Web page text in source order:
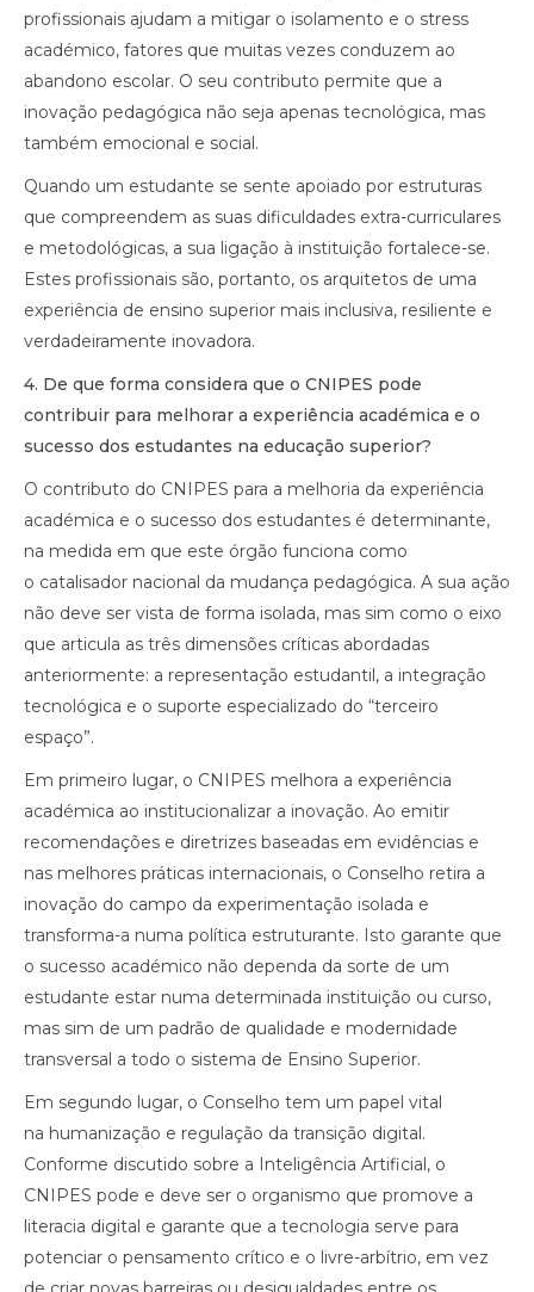
profissionais ajudam a mitigar o isolamento e o stress
académico, fatores que muitas vezes conduzem ao
abandono escolar. O seu contributo permite que a
inovação pedagógica não seja apenas tecnológica, mas
também emocional e social.
Quando um estudante se sente apoiado por estruturas
que compreendem as suas dificuldades extra-curriculares
e metodológicas, a sua ligação à instituição fortalece-se.
Estes profissionais são, portanto, os arquitetos de uma
experiência de ensino superior mais inclusiva, resiliente e
verdadeiramente inovadora.
4.⁠ ⁠De que forma considera que o CNIPES pode
contribuir para melhorar a experiência académica e o
sucesso dos estudantes na educação superior?
O contributo do CNIPES para a melhoria da experiência
académica e o sucesso dos estudantes é determinante,
na medida em que este órgão funciona como
o catalisador nacional da mudança pedagógica. A sua ação
não deve ser vista de forma isolada, mas sim como o eixo
que articula as três dimensões críticas abordadas
anteriormente: a representação estudantil, a integração
tecnológica e o suporte especializado do “terceiro
espaço”.
Em primeiro lugar, o CNIPES melhora a experiência
académica ao institucionalizar a inovação. Ao emitir
recomendações e diretrizes baseadas em evidências e
nas melhores práticas internacionais, o Conselho retira a
inovação do campo da experimentação isolada e
transforma-a numa política estruturante. Isto garante que
o sucesso académico não dependa da sorte de um
estudante estar numa determinada instituição ou curso,
mas sim de um padrão de qualidade e modernidade
transversal a todo o sistema de Ensino Superior.
Em segundo lugar, o Conselho tem um papel vital
na humanização e regulação da transição digital.
Conforme discutido sobre a Inteligência Artificial, o
CNIPES pode e deve ser o organismo que promove a
literacia digital e garante que a tecnologia serve para
potenciar o pensamento crítico e o livre-arbítrio, em vez